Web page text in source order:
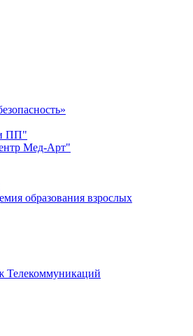
ПП"
Мед-Арт"
образования взрослых
Телекоммуникаций